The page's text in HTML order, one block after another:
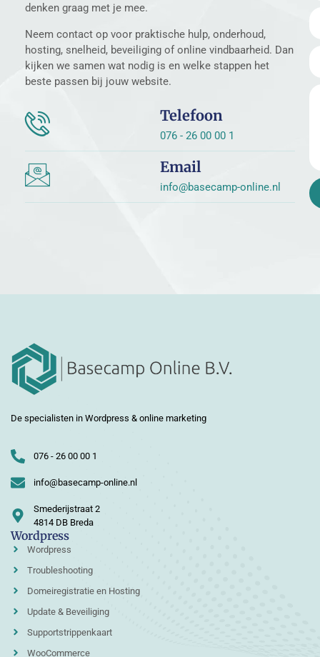
denken graag met je mee.
Neem contact op voor praktische hulp, onderhoud,
hosting, snelheid, beveiliging of online vindbaarheid. Dan
kijken we samen wat nodig is en welke stappen het
beste passen bij jouw website.
Telefoon
076 - 26 00 00 1
Email
info@basecamp-online.nl
De specialisten in Wordpress & online marketing
076 - 26 00 00 1
info@basecamp-online.nl
Smederijstraat 2
4814 DB Breda
Wordpress
Wordpress
Troubleshooting
Domeiregistratie en Hosting
Update & Beveiliging
Supportstrippenkaart
WooCommerce